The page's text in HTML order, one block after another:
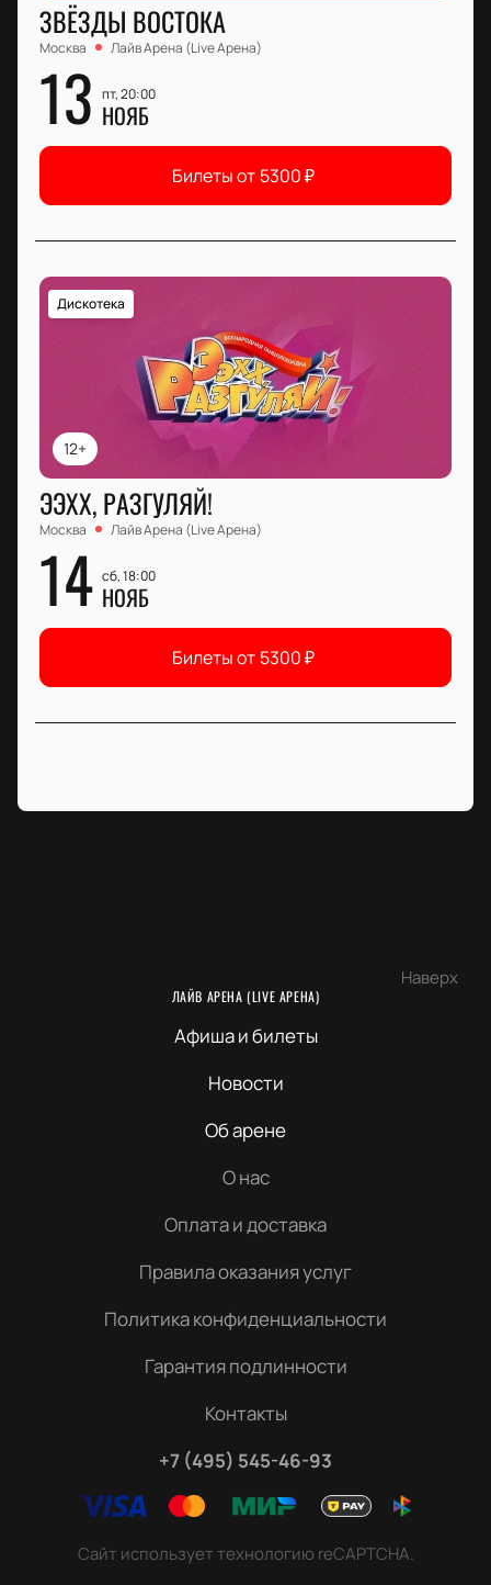
ЗВЁЗДЫ ВОСТОКА
Москва Лайв Арена (Live Арена)
13 пт, 20:00
НОЯБ
Билеты от 5300₽
12+
Дискотека
ЭЭХХ, РАЗГУЛЯЙ!
Москва Лайв Арена (Live Арена)
14 сб, 18:00
НОЯБ
Билеты от 5300₽
Наверх
ЛАЙВ АРЕНА (LIVE АРЕНА)
Афиша и билеты
Новости
Об арене
О нас
Оплата и доставка
Правила оказания услуг
Политика конфиденциальности
Гарантия подлинности
Контакты
+7 (495) 545-46-93
Сайт использует технологию reCAPTCHA.